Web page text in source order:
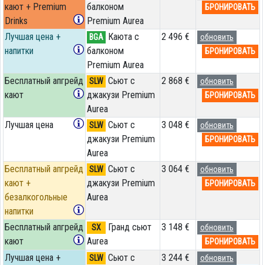
кают + Premium
Drinks
балконом
Premium Aurea
БРОНИРОВАТЬ
Лучшая цена +
напитки
BGA Каюта с
балконом
Premium Aurea
2 496 €
обновить
БРОНИРОВАТЬ
Бесплатный апгрейд
кают
SLW Сьют с
джакузи Premium
Aurea
2 868 €
обновить
БРОНИРОВАТЬ
Лучшая цена SLW Сьют с
джакузи Premium
Aurea
3 048 €
обновить
БРОНИРОВАТЬ
Бесплатный апгрейд
кают +
безалкогольные
напитки
SLW Сьют с
джакузи Premium
Aurea
3 064 €
обновить
БРОНИРОВАТЬ
Бесплатный апгрейд
кают
SX
Гранд сьют
Aurea
3 148 €
обновить
БРОНИРОВАТЬ
Лучшая цена +
SLW Сьют с
3 244 €
обновить